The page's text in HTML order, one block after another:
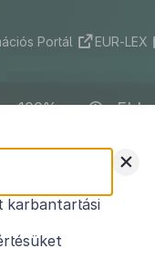
Portál EUR-LEX
ELI
+
karbantartási